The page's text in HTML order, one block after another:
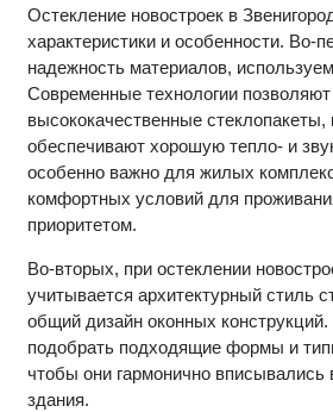
Остекление новостроек в
характеристики и особенности. Во-
надежность материалов,
Современные технологии позволяют
высококачественные стеклопакеты,
обеспечивают хорошую тепло- и
особенно важно для жилых
комфортных условий для
приоритетом.
Во-вторых, при остеклении
учитывается архитектурный стиль
общий дизайн оконных
подобрать подходящие формы и
чтобы они гармонично
здания.